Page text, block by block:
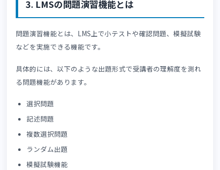
また、全てを人の手で行う運営スタイルでは、受講者数が
えるほど負担も増加し、講師が本来注力すべき学習支援に
間を割けなくなります。
られるのです。
資格講座をオンライン化した場合にも、運営を安定させる
でにはさまざまな課題があります。👉
資格講座の運営に失敗する原因」
活用した運営課題の対策を詳しく解説しています。ぜひ参
にしてみてください。